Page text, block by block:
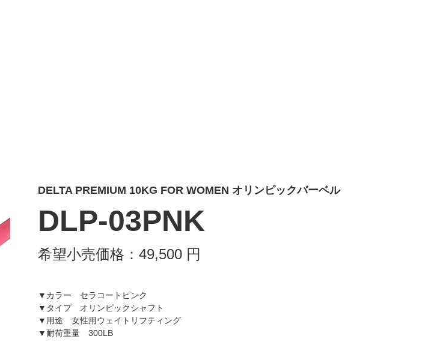
DELTA PREMIUM 10KG FOR WOMEN オリンピックバーベル
DLP-03PNK
希望小売価格：49,500 円
▼カラー セラコートピンク
▼タイプ オリンピックシャフト
▼用途 女性用ウェイトリフティング
▼耐荷重量 300LB